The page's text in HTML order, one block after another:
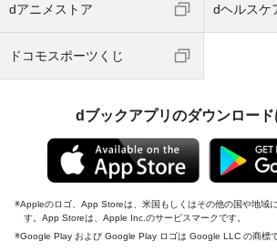
dアニメストア dヘルスケ
ドコモスポーツくじ
dブックアプリのダウンロード
Appleのロゴ、App Storeは、米国もしくはその他の国や地域
す。App Storeは、Apple Inc.のサービスマークです。
Google Play および Google Play ロゴは Google LLC の商標で